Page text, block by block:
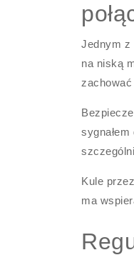
Jednym z
na niską
Kule
ma